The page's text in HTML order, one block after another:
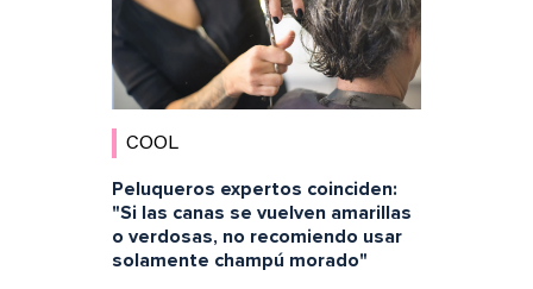
COOL
Peluqueros expertos coinciden:
"Si las canas se vuelven amarillas
o verdosas, no recomiendo usar
solamente champú morado"